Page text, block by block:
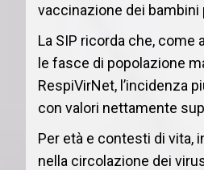
vaccinazione dei
La SIP ricorda che,
le fasce di popolazione
RespiVirNet, l’incidenza
con valori nettamente
Per età e contesti di vita,
nella circolazione dei